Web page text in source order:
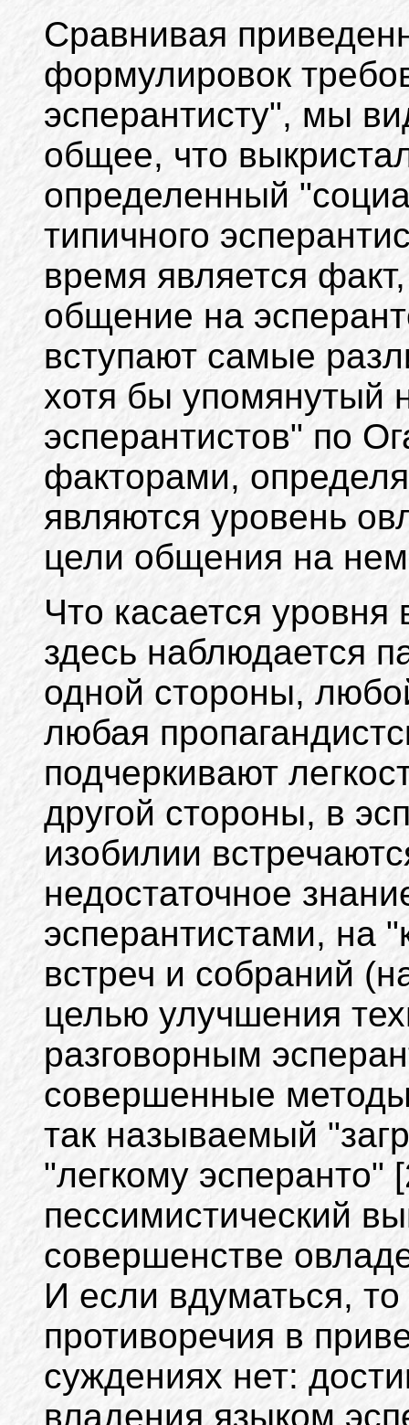
Сравнивая
формулировок
эсперантисту", мы
общее, что
определенный
типичного
время является
общение на
вступают самые
хотя бы упомянутый
эсперантистов" по
факторами,
являются уровень
цели общения на
Что касается уровня
здесь наблюдается
одной стороны,
любая
подчеркивают
другой стороны, в
изобилии
недостаточное
эсперантистами, на
встреч и собраний
целью улучшения
разговорным
совершенные
так называемый
"легкому эсперанто"
пессимистический
совершенстве
И если вдуматься, то
противоречия в
суждениях нет:
владения языком